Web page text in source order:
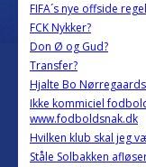
FIFA´s nye offside regel
FCK Nykker?
Don Ø og Gud?
Transfer?
Hjalte Bo
Ikke kommiciel
www.fodboldsnak.dk
Hvilken klub skal jeg
Ståle Solbakken